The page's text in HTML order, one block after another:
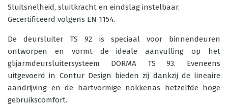
Sluitsnelheid, sluitkracht en eindslag instelbaar.
Gecertificeerd volgens EN 1154.
De deursluiter TS 92 is speciaal voor binnendeuren
ontworpen en vormt de ideale aanvulling op het
glijarmdeursluitersysteem DORMA TS 93. Eveneens
uitgevoerd in Contur Design bieden zij dankzij de lineaire
aandrijving en de hartvormige nokkenas hetzelfde hoge
gebruikscomfort.